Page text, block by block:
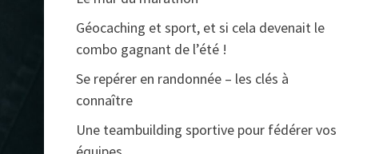
Géocaching et sport, et si cela devenait le
combo gagnant de l’été !
Se repérer en randonnée – les clés à
connaître
Une teambuilding sportive pour fédérer vos